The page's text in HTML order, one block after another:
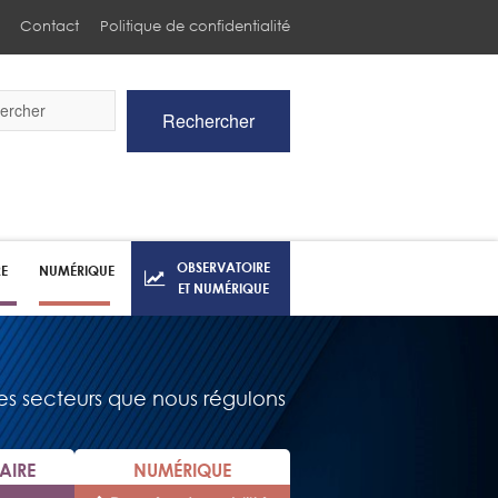
Contact Politique de confidentialité
Rechercher
NUMÉRIQUE
OBSERVATOIRE
ET NUMÉRIQUE
secteurs que nous régulons
NUMÉRIQUE